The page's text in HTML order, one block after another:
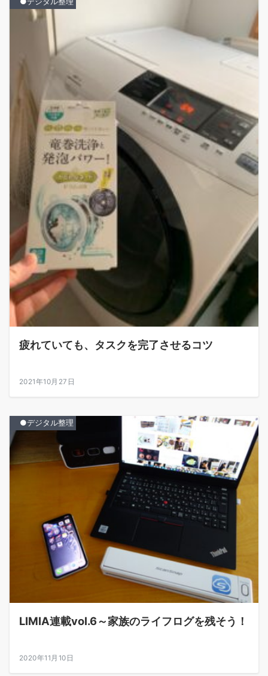
疲れていても、タスクを完了させるコツ
2021年10月27日
●デジタル整理
LIMIA連載vol.6～家族のライフログを残そう！
2020年11月10日